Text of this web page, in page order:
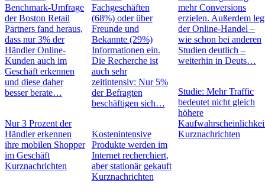
Benchmark-Umfrage
der Boston Retail
Partners fand heraus,
dass nur 3% der
Händler Online-
Kunden auch im
Geschäft erkennen
und diese daher
besser berate…
Nur 3 Prozent der
Händler erkennen
ihre mobilen Shopper
im Geschäft
Kurznachrichten
Fachgeschäften
(68%) oder über
Freunde und
Bekannte (29%)
Informationen ein.
Die Recherche ist
auch sehr
zeitintensiv: Nur 5%
der Befragten
beschäftigen sich…
Kostenintensive
Produkte werden im
Internet recherchiert,
aber stationär gekauft
Kurznachrichten
mehr Conversions
erzielen. Außerdem
der Online-Handel –
wie schon bei anderen
Studien deutlich –
weiterhin in Deuts…
Studie: Mehr Traffic
bedeutet nicht gleich
höhere
Kurznachrichten